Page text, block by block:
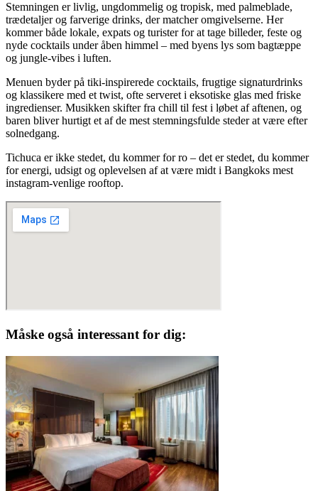
Stemningen er livlig, ungdommelig og tropisk, med palmeblade,
trædetaljer og farverige drinks, der matcher omgivelserne. Her
kommer både lokale, expats og turister for at tage billeder, feste og
nyde cocktails under åben himmel – med byens lys som bagtæppe
og jungle-vibes i luften.
Menuen byder på tiki-inspirerede cocktails, frugtige signaturdrinks
og klassikere med et twist, ofte serveret i eksotiske glas med friske
ingredienser. Musikken skifter fra chill til fest i løbet af aftenen, og
baren bliver hurtigt et af de mest stemningsfulde steder at være efter
solnedgang.
Tichuca er ikke stedet, du kommer for ro – det er stedet, du kommer
for energi, udsigt og oplevelsen af at være midt i Bangkoks mest
instagram-venlige rooftop.
Måske også interessant for dig: